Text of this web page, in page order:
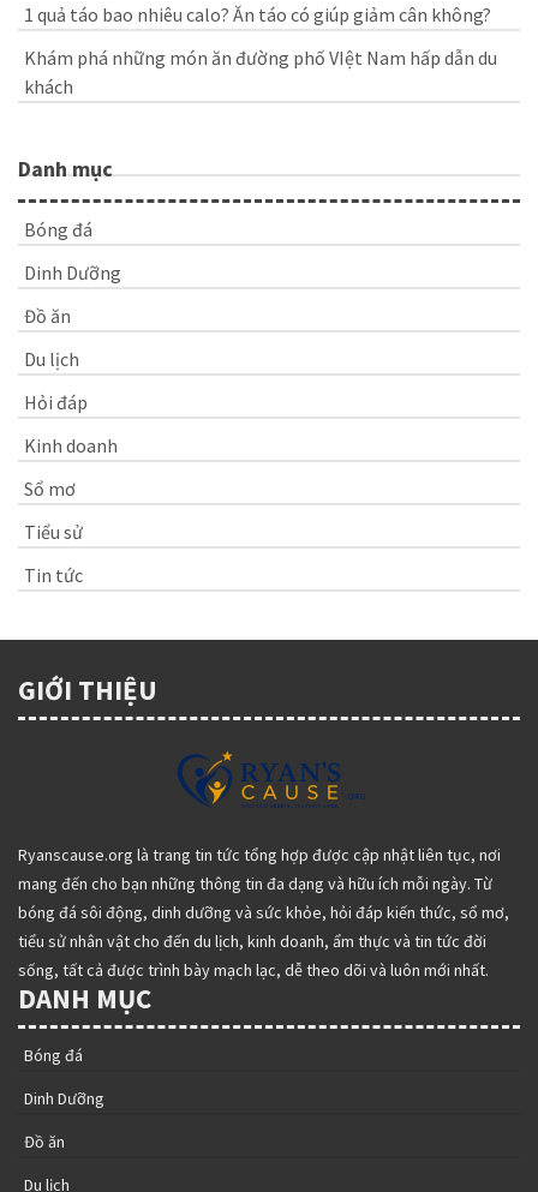
1 quả táo bao nhiêu calo? Ăn táo có giúp giảm cân không?
Khám phá những món ăn đường phố VIệt Nam hấp dẫn du
khách
Danh mục
Bóng đá
Dinh Dưỡng
Đồ ăn
Du lịch
Hỏi đáp
Kinh doanh
Sổ mơ
Tiểu sử
Tin tức
GIỚI THIỆU
Ryanscause.org là trang tin tức tổng hợp được cập nhật liên tục, nơi
mang đến cho bạn những thông tin đa dạng và hữu ích mỗi ngày. Từ
bóng đá sôi động, dinh dưỡng và sức khỏe, hỏi đáp kiến thức, sổ mơ,
tiểu sử nhân vật cho đến du lịch, kinh doanh, ẩm thực và tin tức đời
sống, tất cả được trình bày mạch lạc, dễ theo dõi và luôn mới nhất.
DANH MỤC
Bóng đá
Dinh Dưỡng
Đồ ăn
Du lịch